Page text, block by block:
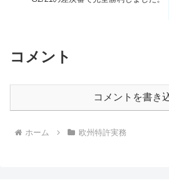
コメント
コメントを書き
ホーム 欧州特許実務